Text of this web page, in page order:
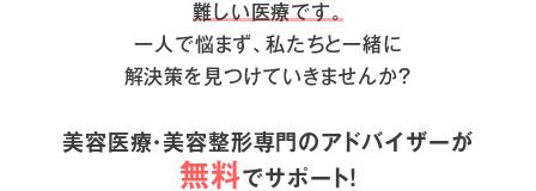
難しい医療です。
一人で悩まず、私たちと一緒に
解決策を見つけていきませんか？
美容医療・美容整形専門のアドバイザーが
無料でサポート！